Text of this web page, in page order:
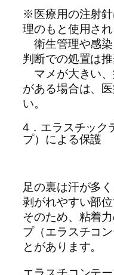
※医療用の注射
理のもと使用され
衛生管理や感染
判断での処置は推
マメが大きい、
がある場合は、
い。
4．エラスチック
プ）による保護
足の裏は汗が多
剥がれやすい部位
そのため、粘着
プ（エラスチコ
とがあります。